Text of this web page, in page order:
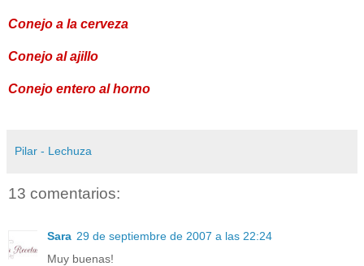
Conejo a la cerveza
Conejo al ajillo
Conejo entero al horno
Pilar - Lechuza
13 comentarios:
Sara 29 de septiembre de 2007 a las 22:24
Muy buenas!